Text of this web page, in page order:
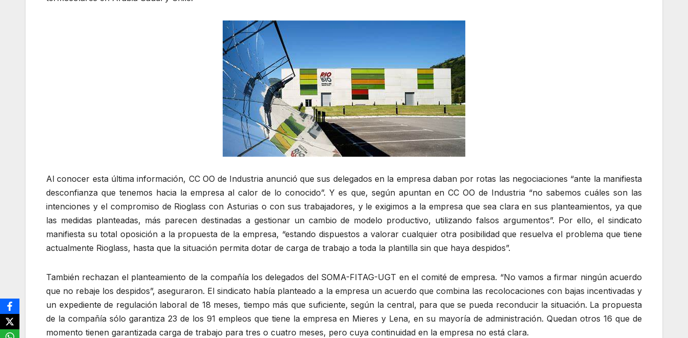
Al conocer esta última información, CC OO de Industria anunció que sus delegados en la empresa daban por rotas las negociaciones “ante la manifiesta
desconfianza que tenemos hacia la empresa al calor de lo conocido”. Y es que, según apuntan en CC OO de Industria “no sabemos cuáles son las
intenciones y el compromiso de Rioglass con Asturias o con sus trabajadores, y le exigimos a la empresa que sea clara en sus planteamientos, ya que
las medidas planteadas, más parecen destinadas a gestionar un cambio de modelo productivo, utilizando falsos argumentos”. Por ello, el sindicato
manifiesta su total oposición a la propuesta de la empresa, “estando dispuestos a valorar cualquier otra posibilidad que resuelva el problema que tiene
actualmente Rioglass, hasta que la situación permita dotar de carga de trabajo a toda la plantilla sin que haya despidos”.
También rechazan el planteamiento de la compañía los delegados del SOMA-FITAG-UGT en el comité de empresa. “No vamos a firmar ningún acuerdo
que no rebaje los despidos”, aseguraron. El sindicato había planteado a la empresa un acuerdo que combina las recolocaciones con bajas incentivadas y
un expediente de regulación laboral de 18 meses, tiempo más que suficiente, según la central, para que se pueda reconducir la situación. La propuesta
de la compañía sólo garantiza 23 de los 91 empleos que tiene la empresa en Mieres y Lena, en su mayoría de administración. Quedan otros 16 que de
momento tienen garantizada carga de trabajo para tres o cuatro meses, pero cuya continuidad en la empresa no está clara.